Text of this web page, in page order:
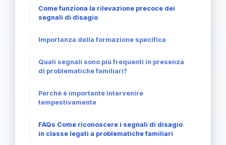
Come funziona la rilevazione precoce dei
segnali di disagio
Importanza della formazione specifica
Quali segnali sono più frequenti in presenza
di problematiche familiari?
Perché è importante intervenire
tempestivamente
FAQs Come riconoscere i segnali di disagio
in classe legati a problematiche familiari